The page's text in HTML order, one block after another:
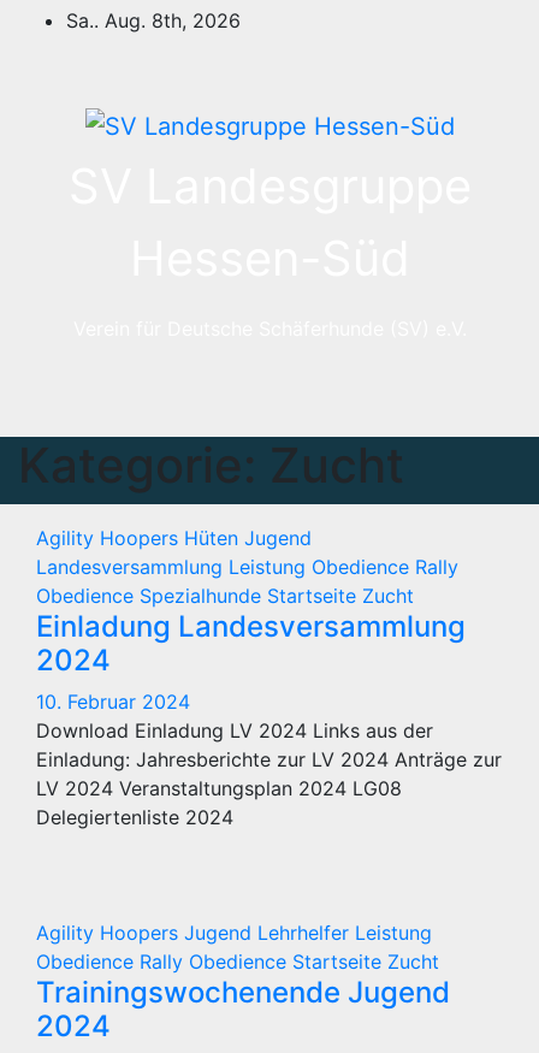
Sa.. Aug. 8th, 2026
Kategorie: Zucht
Agility Hoopers Hüten Jugend
Landesversammlung Leistung Obedience Rally
Obedience Spezialhunde Startseite Zucht
Einladung Landesversammlung
2024
10. Februar 2024
Download Einladung LV 2024 Links aus der
Einladung: Jahresberichte zur LV 2024 Anträge zur
LV 2024 Veranstaltungsplan 2024 LG08
Delegiertenliste 2024
Agility Hoopers Jugend Lehrhelfer Leistung
Obedience Rally Obedience Startseite Zucht
Trainingswochenende Jugend
2024